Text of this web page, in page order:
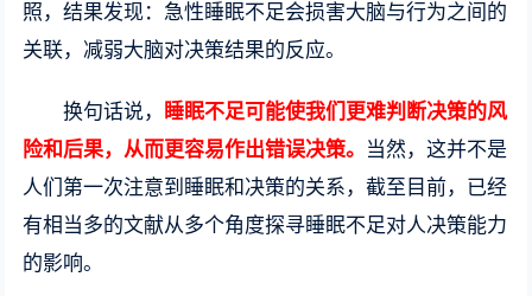
照，结果发现：急性睡眠不足会损害大脑与行为之间的
关联，减弱大脑对决策结果的反应。
换句话说，
睡眠不足可能使我们更难判断决策的风
险和后果，从而更容易作出错误决策。 当然，这并不是
人们第一次注意到睡眠和决策的关系，截至目前，已经
有相当多的文献从多个角度探寻睡眠不足对人决策能力
的影响。